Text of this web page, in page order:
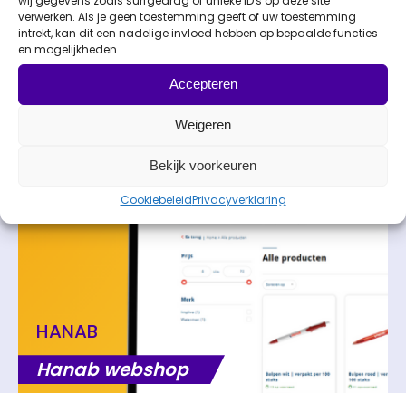
verwerken. Als je geen toestemming geeft of uw toestemming
intrekt, kan dit een nadelige invloed hebben op bepaalde functies
en mogelijkheden.
Accepteren
Weigeren
Bekijk voorkeuren
CookiebeleidPrivacyverklaring
Webshopprojecten
Webshop
Fulfilment
HANAB
Hanab webshop